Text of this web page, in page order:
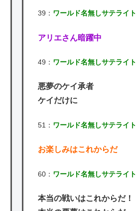
39： ワールド名無しサテライト
アリエさん暗躍中
49： ワールド名無しサテライト
悪夢のケイ承者
ケイだけに
51： ワールド名無しサテライト
お楽しみはこれからだ
60： ワールド名無しサテライト
本当の戦いはこれからだ！